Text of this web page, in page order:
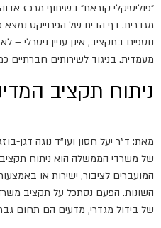
״פוליטיקלי קוראת״ בשיתוף מרכז
מגדרית. דף הבית של הפרוייקט
נוספים בתקציב, אינן עניין ניטרלי
מעמדית. בניגוד לשירותים חברתיים
ניתוח תקציב
מאת: ד"ר יעל חסון ועו"ד נוגה דגן-
של משרדי הממשלה הוא ניתוח
המועברים לציבור, ישירות או
של בידול מגדרי, מדעים הם תחום